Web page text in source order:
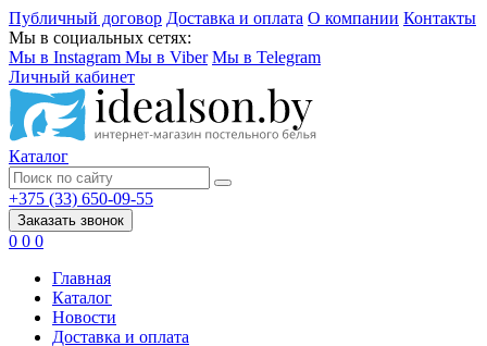
Публичный договор Доставка и оплата О компании Контакты
Мы в социальных сетях:
Мы в Instagram Мы в Viber Мы в Telegram
Личный кабинет
Каталог
+375 (33) 650-09-55
Заказать звонок
0 0 0
Главная
Каталог
Новости
Доставка и оплата